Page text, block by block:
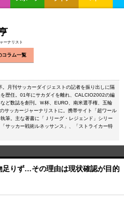
ーナリスト
コラム一覧
月刊サッカーダイジェストの記者を振り出しに隔
歴任。01年にサカダイを離れ、CALCIO2002の編
ど数誌を創刊。Ｗ杯、EURO、南米選手権、五輪
サッカージャーナリストに。携帯サイト「超ワール
筆。主な著書に「Ｊリーグ・レジェンド」シリー
サッカー戦術ルネッサンス」、「ストライカー特
足りず…その理由は現状確認が目的